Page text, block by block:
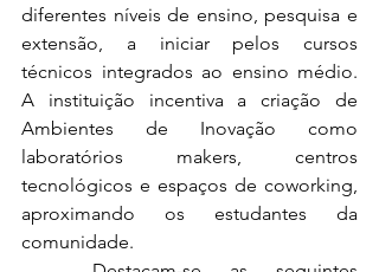
diferentes níveis de ensino, pesquisa e
extensão, a iniciar pelos cursos
técnicos integrados ao ensino médio.
A instituição incentiva a criação de
Ambientes de Inovação como
laboratórios makers, centros
tecnológicos e espaços de coworking,
aproximando os estudantes da
comunidade.